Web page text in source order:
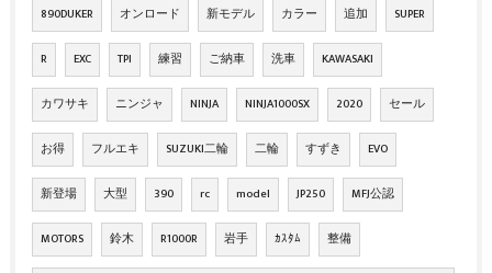
890DUKER オンロード 新モデル カラー 追加 SUPER
R EXC TPI 練習 ご納車 洗車 KAWASAKI
カワサキ ニンジャ NINJA NINJA1000SX 2020 セール
お得 フルエキ SUZUKI二輪 二輪 すずき EVO
新登場 大型 390 rc model JP250 MFJ公認
MOTORS 鈴木 R1000R 岩手 ｶｽﾀﾑ 整備